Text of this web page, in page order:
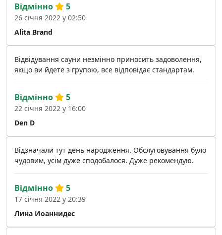
Alita Brand
Відмінно 5
26 січня 2022 у 02:50
Відвідування сауни незмінно приносить задоволення,
якщо ви йдете з групою, все відповідає стандартам.
Den D
Відмінно 5
22 січня 2022 у 16:00
Відзначали тут день народження. Обслуговування було
чудовим, усім дуже сподобалося. Дуже рекомендую.
Лина Иоаннидес
Відмінно 5
17 січня 2022 у 20:39